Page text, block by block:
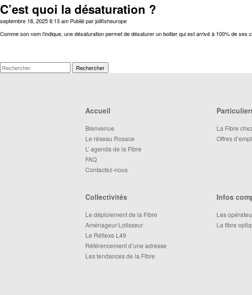
C’est quoi la désaturation ?
septembre 18, 2025 8:13 am Publié parjolifisheurope
Comme son nom l’indique, une désaturation permet de désaturer un boitier qui est arrivé à 100% de ses
Rechercher
Accueil
Bienvenue
Le réseau Rosace
L’ agenda de la Fibre
FAQ
Contactez-nous
La Fibre
Offres
Collectivités
Le déploiement de la Fibre
Aménageur-Lotisseur
Le Réflexe L49
Référencement d’une adresse
Les tendances de la Fibre
Infos
Les
La fibre